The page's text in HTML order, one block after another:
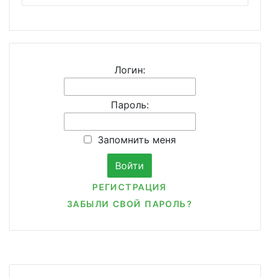
Логин:
Пароль:
Запомнить меня
РЕГИСТРАЦИЯ
ЗАБЫЛИ СВОЙ ПАРОЛЬ?